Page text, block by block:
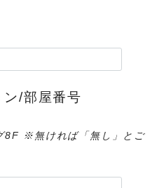
/部屋番号
8F ※無ければ「無し」とご